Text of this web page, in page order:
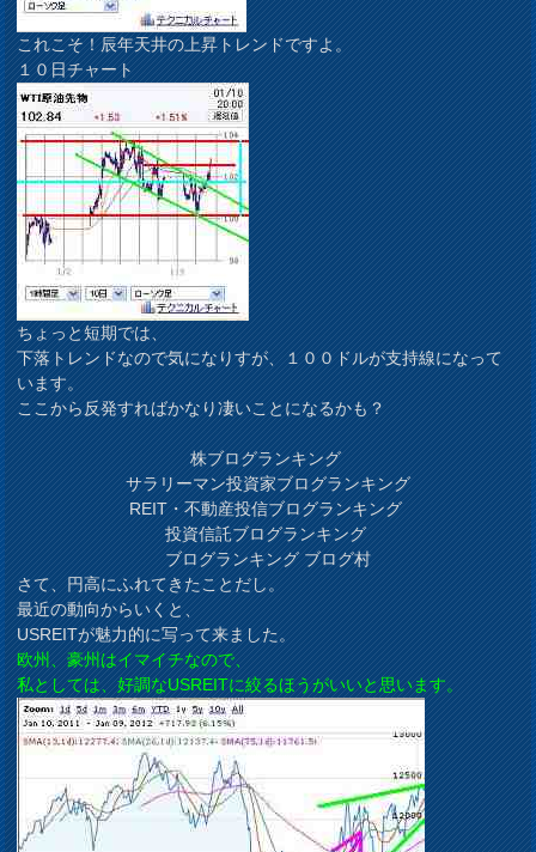
これこそ！辰年天井の上昇トレンドですよ。
１０日チャート
ちょっと短期では、
下落トレンドなので気になりすが、１００ドルが支持線になって
います。
ここから反発すればかなり凄いことになるかも？
株ブログランキング
サラリーマン投資家ブログランキング
REIT・不動産投信ブログランキング
投資信託ブログランキング
ブログランキング ブログ村
さて、円高にふれてきたことだし。
最近の動向からいくと、
USREITが魅力的に写って来ました。
欧州、豪州はイマイチなので、
私としては、好調なUSREITに絞るほうがいいと思います。